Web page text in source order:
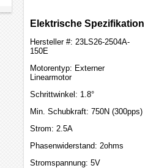
Elektrische Spezifikation
Hersteller #: 23LS26-2504A-
150E
Motorentyp: Externer
Linearmotor
Schrittwinkel: 1.8°
Min. Schubkraft: 750N (300pps)
Strom: 2.5A
Phasenwiderstand: 2ohms
Stromspannung: 5V